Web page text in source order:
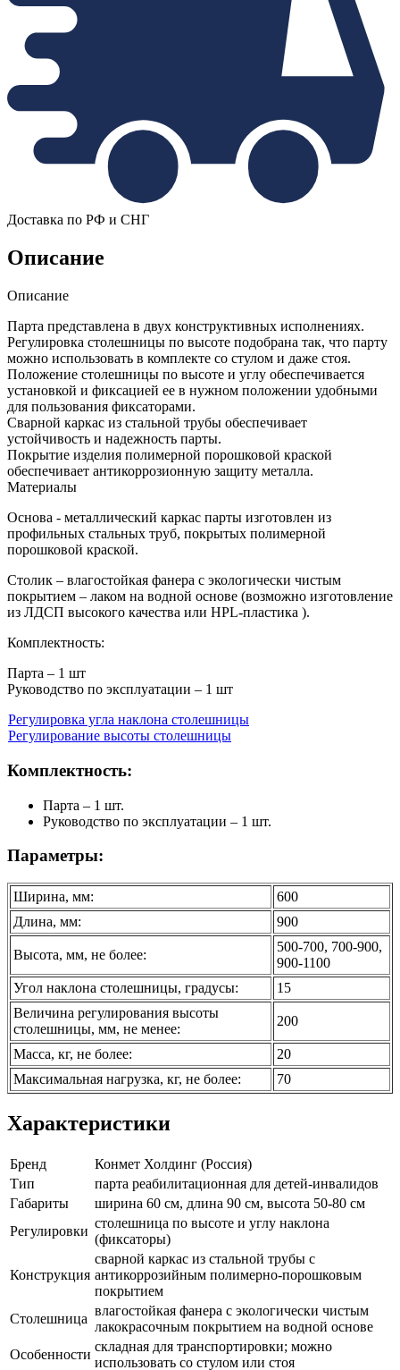
Доставка по РФ и СНГ
Описание
Описание
Парта представлена в двух конструктивных исполнениях.
Регулировка столешницы по высоте подобрана так, что парту
можно использовать в комплекте со стулом и даже стоя.
Положение столешницы по высоте и углу обеспечивается
установкой и фиксацией ее в нужном положении удобными
для пользования фиксаторами.
Сварной каркас из стальной трубы обеспечивает
устойчивость и надежность парты.
Покрытие изделия полимерной порошковой краской
обеспечивает антикоррозионную защиту металла.
Материалы
Основа - металлический каркас парты изготовлен из
профильных стальных труб, покрытых полимерной
порошковой краской.
Столик – влагостойкая фанера с экологически чистым
покрытием – лаком на водной основе (возможно изготовление
из ЛДСП высокого качества или HPL-пластика ).
Комплектность:
Парта – 1 шт
Руководство по эксплуатации – 1 шт
Регулировка угла наклона столешницы
Регулирование высоты столешницы
Комплектность:
Парта – 1 шт.
Руководство по эксплуатации – 1 шт.
Параметры:
Ширина, мм:
600
Длина, мм:
900
Высота, мм, не более:
500-700, 700-900,
900-1100
Угол наклона столешницы, градусы:
15
Величина регулирования высоты
столешницы, мм, не менее:
200
Масса, кг, не более:
20
Максимальная нагрузка, кг, не более:
70
Характеристики
Бренд
Конмет Холдинг (Россия)
Тип
парта реабилитационная для детей-инвалидов
Габариты
ширина 60 см, длина 90 см, высота 50-80 см
Регулировки
столешница по высоте и углу наклона
(фиксаторы)
Конструкция
сварной каркас из стальной трубы с
антикоррозийным полимерно-порошковым
покрытием
Столешница
влагостойкая фанера с экологически чистым
лакокрасочным покрытием на водной основе
Особенности
складная для транспортировки; можно
использовать со стулом или стоя